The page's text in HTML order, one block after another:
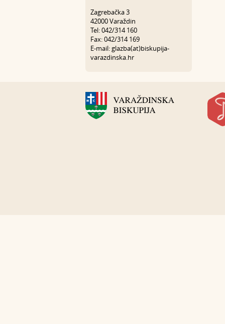
Zagrebačka 3
42000 Varaždin
Tel: 042/314 160
Fax: 042/314 169
E-mail: glazba(at)biskupija-
varazdinska.hr